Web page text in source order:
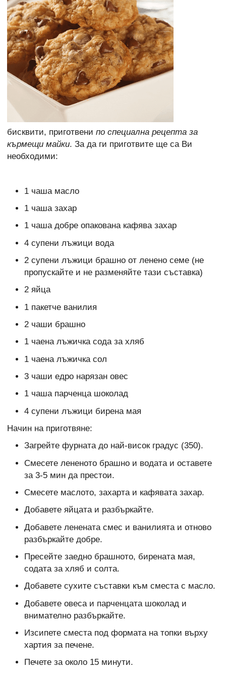
бисквити, приготвени по специална рецепта за
кърмещи майки. За да ги приготвите ще са Ви
необходими:
1 чаша масло
1 чаша захар
1 чаша добре опакована кафява захар
4 супени лъжици вода
2 супени лъжици брашно от ленено семе (не
пропускайте и не разменяйте тази съставка)
2 яйца
1 пакетче ванилия
2 чаши брашно
1 чаена лъжичка сода за хляб
1 чаена лъжичка сол
3 чаши едро нарязан овес
1 чаша парченца шоколад
4 супени лъжици бирена мая
Начин на приготвяне:
Загрейте фурната до най-висок градус (350).
Смесете лененото брашно и водата и оставете
за 3-5 мин да престои.
Смесете маслото, захарта и кафявата захар.
Добавете яйцата и разбъркайте.
Добавете ленената смес и ванилията и отново
разбъркайте добре.
Пресейте заедно брашното, бирената мая,
содата за хляб и солта.
Добавете сухите съставки към сместа с масло.
Добавете овеса и парченцата шоколад и
внимателно разбъркайте.
Изсипете сместа под формата на топки върху
хартия за печене.
Печете за около 15 минути.